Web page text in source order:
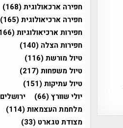
חפירה ארכאולוגית(168)
חפירה ארכיאולוגית(165)
חפירות ארכיאולוגיות(166)
חפירות הצלה (140)
טיול מורשת(116)
טיול משפחות(217)
טיול עתיקות(151)
יולי שוורץ(66) ירושלים
מלחמת העצמאות(114)
מצודת טגארט (33)